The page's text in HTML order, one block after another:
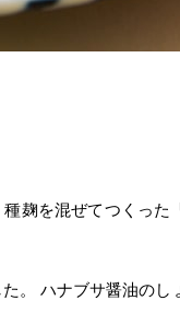
麹を混ぜてつくった
。 ハナブサ醤油のし